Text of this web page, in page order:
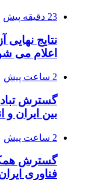
23 دقیقه پیش
اعلام می
2 ساعت پیش
گسترش
بین ایران و
2 ساعت پیش
گسترش
فناوری